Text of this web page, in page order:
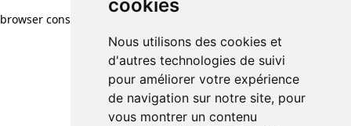
cookies
Nous utilisons des cookies et
d'autres technologies de suivi
pour améliorer votre expérience
de navigation sur notre site, pour
vous montrer un contenu
browser console for more information)